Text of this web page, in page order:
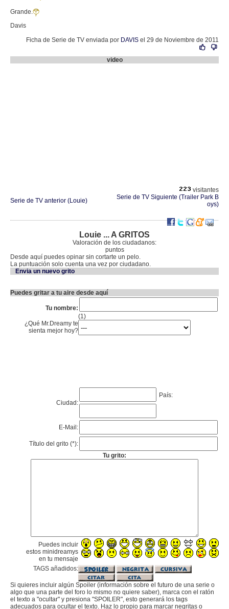
Grande.
Davis
Ficha de Serie de TV enviada por DAVIS el 29 de Noviembre de 2011
video
visitantes
Serie de TV anterior (Louie)
Serie de TV Siguiente (Trailer Park B
oys)
Louie ... A GRITOS
Valoración de los ciudadanos:
puntos
Desde aquí puedes opinar sin cortarte un pelo.
La puntuación solo cuenta una vez por ciudadano.
Envia un nuevo grito
Puedes gritar a tu aire desde aquí
Tu nombre:
(1)
¿Qué Mr.Dreamy te
sienta mejor hoy?
Ciudad:
País:
E-Mail:
Título del grito (*):
Tu grito:
Puedes incluir
estos minidreamys
en tu mensaje
TAGS añadidos:
Si quieres incluir algún Spoiler (información sobre el futuro de una serie o
algo que una parte del foro lo mismo no quiere saber), marca con el ratón
el texto a "ocultar" y presiona "SPOILER", esto generará los tags
adecuados para ocultar el texto. Haz lo propio para marcar negritas o